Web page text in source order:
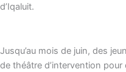
d’Iqaluit.
Jusqu’au mois de juin, des
de théâtre d’intervention